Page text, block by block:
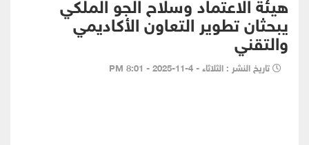
يبحثان تطوير التعاون الأكاديمي
والتقني
تاريخ النشر : الثلاثاء - 4-11-2025 - 8:01 PM